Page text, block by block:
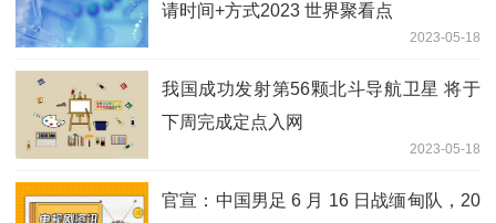
请时间+方式2023 世界聚看点
2023-05-18
我国成功发射第56颗北斗导航卫星 将于
下周完成定点入网
2023-05-18
官宣：中国男足 6 月 16 日战缅甸队，20